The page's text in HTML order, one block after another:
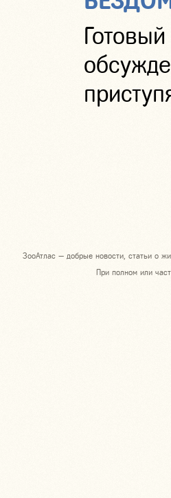
ЗооАтлас — добрые новости, статьи о
При полном или